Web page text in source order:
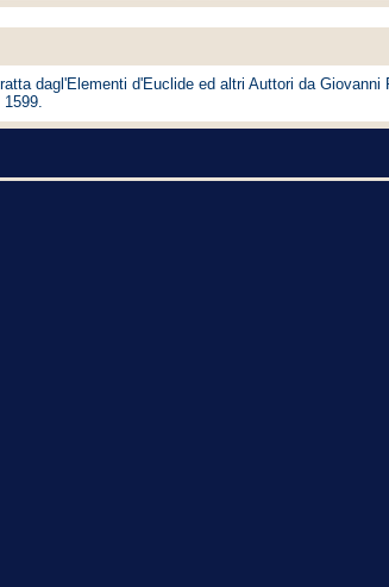
dagl'Elementi d'Euclide ed altri Auttori da